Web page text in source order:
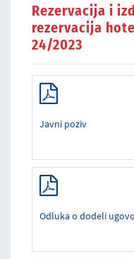
Rezervacija i
rezervacija
24/2023
Javni poziv
Odluka o dodeli